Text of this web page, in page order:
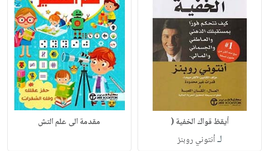
أيقظ قواك الخفية (
لـأنتوني روبنز
مقدمة الى علم التش